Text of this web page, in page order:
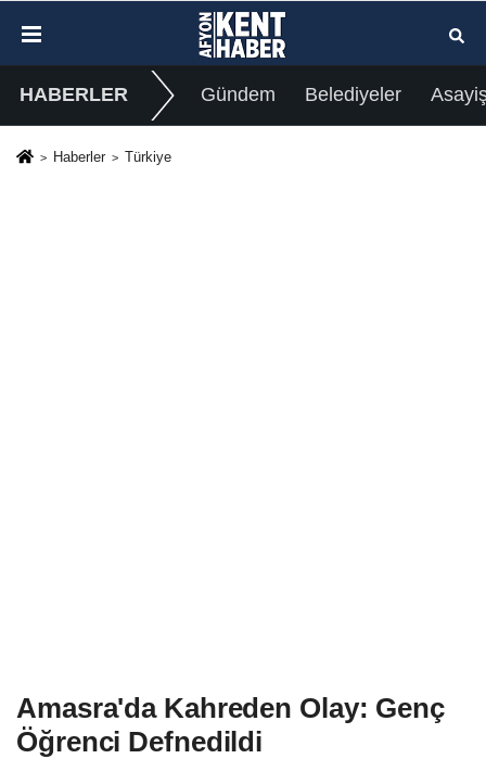
HABERLER Gündem Belediyeler
Haberler Türkiye
Amasra'da Kahreden Olay: Genç
Öğrenci Defnedildi